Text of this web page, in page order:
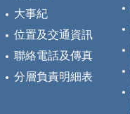
大事紀
位置及交通資訊
聯絡電話及傳真
分層負責明細表